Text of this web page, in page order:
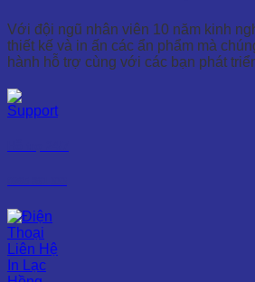
Với đội ngũ nhân viên 10 năm kinh
thiết kế và in ấn các ẩn phẩm mà
hành hỗ trợ cùng với các bạn phát